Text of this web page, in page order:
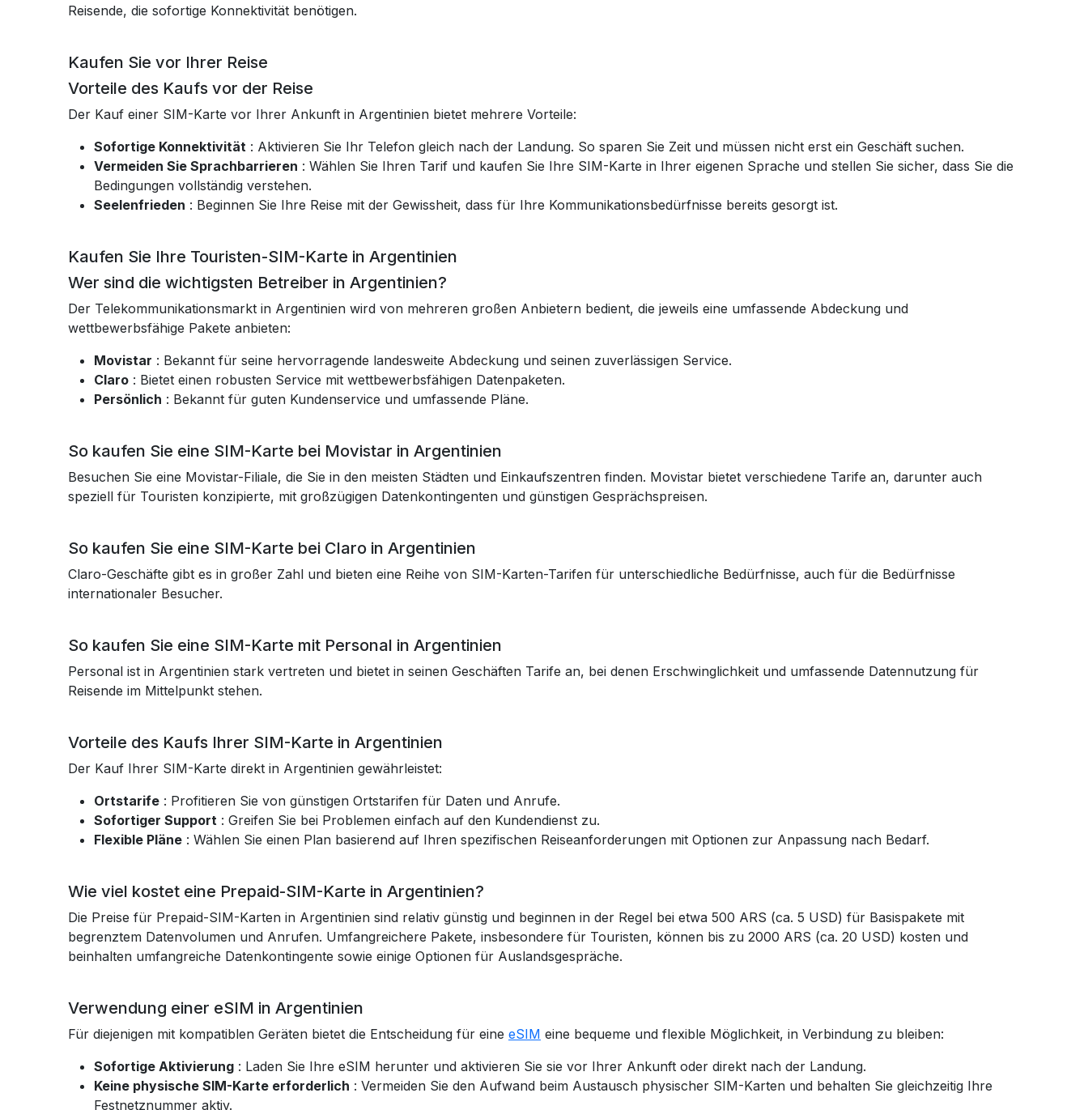
Reisende, die sofortige Konnektivität benötigen.
Kaufen Sie vor Ihrer Reise
Vorteile des Kaufs vor der Reise
Der Kauf einer SIM-Karte vor Ihrer Ankunft in Argentinien bietet mehrere Vorteile:
Sofortige Konnektivität : Aktivieren Sie Ihr Telefon gleich nach der Landung. So sparen Sie Zeit und müssen nicht erst ein Geschäft suchen.
Vermeiden Sie Sprachbarrieren : Wählen Sie Ihren Tarif und kaufen Sie Ihre SIM-Karte in Ihrer eigenen Sprache und stellen Sie sicher, dass Sie die
Bedingungen vollständig verstehen.
Seelenfrieden : Beginnen Sie Ihre Reise mit der Gewissheit, dass für Ihre Kommunikationsbedürfnisse bereits gesorgt ist.
Kaufen Sie Ihre Touristen-SIM-Karte in Argentinien
Wer sind die wichtigsten Betreiber in Argentinien?
Der Telekommunikationsmarkt in Argentinien wird von mehreren großen Anbietern bedient, die jeweils eine umfassende Abdeckung und
wettbewerbsfähige Pakete anbieten:
Movistar : Bekannt für seine hervorragende landesweite Abdeckung und seinen zuverlässigen Service.
Claro : Bietet einen robusten Service mit wettbewerbsfähigen Datenpaketen.
Persönlich : Bekannt für guten Kundenservice und umfassende Pläne.
So kaufen Sie eine SIM-Karte bei Movistar in Argentinien
Besuchen Sie eine Movistar-Filiale, die Sie in den meisten Städten und Einkaufszentren finden. Movistar bietet verschiedene Tarife an, darunter auch
speziell für Touristen konzipierte, mit großzügigen Datenkontingenten und günstigen Gesprächspreisen.
So kaufen Sie eine SIM-Karte bei Claro in Argentinien
Claro-Geschäfte gibt es in großer Zahl und bieten eine Reihe von SIM-Karten-Tarifen für unterschiedliche Bedürfnisse, auch für die Bedürfnisse
internationaler Besucher.
So kaufen Sie eine SIM-Karte mit Personal in Argentinien
Personal ist in Argentinien stark vertreten und bietet in seinen Geschäften Tarife an, bei denen Erschwinglichkeit und umfassende Datennutzung für
Reisende im Mittelpunkt stehen.
Vorteile des Kaufs Ihrer SIM-Karte in Argentinien
Der Kauf Ihrer SIM-Karte direkt in Argentinien gewährleistet:
Ortstarife : Profitieren Sie von günstigen Ortstarifen für Daten und Anrufe.
Sofortiger Support : Greifen Sie bei Problemen einfach auf den Kundendienst zu.
Flexible Pläne : Wählen Sie einen Plan basierend auf Ihren spezifischen Reiseanforderungen mit Optionen zur Anpassung nach Bedarf.
Wie viel kostet eine Prepaid-SIM-Karte in Argentinien?
Die Preise für Prepaid-SIM-Karten in Argentinien sind relativ günstig und beginnen in der Regel bei etwa 500 ARS (ca. 5 USD) für Basispakete mit
begrenztem Datenvolumen und Anrufen. Umfangreichere Pakete, insbesondere für Touristen, können bis zu 2000 ARS (ca. 20 USD) kosten und
beinhalten umfangreiche Datenkontingente sowie einige Optionen für Auslandsgespräche.
Verwendung einer eSIM in Argentinien
Für diejenigen mit kompatiblen Geräten bietet die Entscheidung für eine eSIM eine bequeme und flexible Möglichkeit, in Verbindung zu bleiben:
Sofortige Aktivierung : Laden Sie Ihre eSIM herunter und aktivieren Sie sie vor Ihrer Ankunft oder direkt nach der Landung.
Keine physische SIM-Karte erforderlich : Vermeiden Sie den Aufwand beim Austausch physischer SIM-Karten und behalten Sie gleichzeitig Ihre
Festnetznummer aktiv.